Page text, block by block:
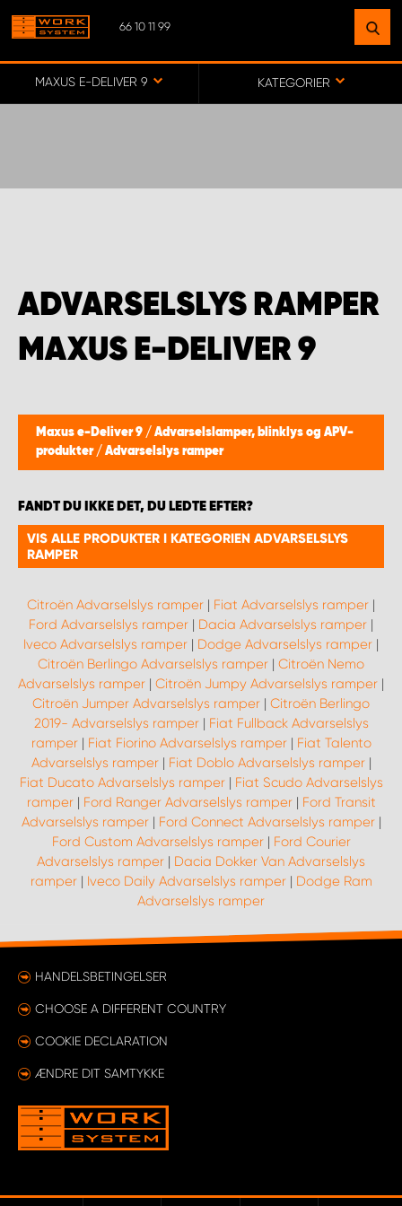
66 10 11 99
MAXUS E-DELIVER 9 KATEGORIER
ADVARSELSLYS RAMPER
MAXUS E-DELIVER 9
Maxus e-Deliver 9 / Advarselslamper, blinklys og APV-
produkter / Advarselslys ramper
FANDT DU IKKE DET, DU LEDTE EFTER?
VIS ALLE PRODUKTER I KATEGORIEN ADVARSELSLYS
RAMPER
Citroën Advarselslys ramper | Fiat Advarselslys ramper |
Ford Advarselslys ramper | Dacia Advarselslys ramper |
Iveco Advarselslys ramper | Dodge Advarselslys ramper |
Citroën Berlingo Advarselslys ramper | Citroën Nemo
Advarselslys ramper | Citroën Jumpy Advarselslys ramper |
Citroën Jumper Advarselslys ramper | Citroën Berlingo
2019- Advarselslys ramper| Fiat Fullback Advarselslys
ramper| Fiat Fiorino Advarselslys ramper| Fiat Talento
Advarselslys ramper| Fiat Doblo Advarselslys ramper|
Fiat Ducato Advarselslys ramper| Fiat Scudo Advarselslys
ramper| Ford Ranger Advarselslys ramper| Ford Transit
Advarselslys ramper| Ford Connect Advarselslys ramper|
Ford Custom Advarselslys ramper| Ford Courier
Advarselslys ramper | Dacia Dokker Van Advarselslys
ramper| Iveco Daily Advarselslys ramper| Dodge Ram
Advarselslys ramper
HANDELSBETINGELSER
CHOOSE A DIFFERENT COUNTRY
COOKIE DECLARATION
ÆNDRE DIT SAMTYKKE
I NÆRHEDEN AF ​​DIG